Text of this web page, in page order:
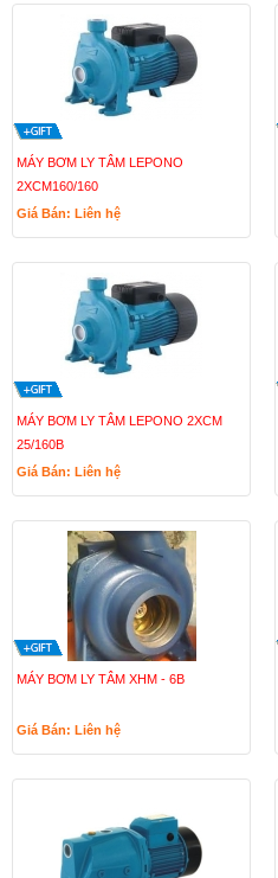
MÁY BƠM LY TÂM LEPONO
2XCM160/160
Giá Bán: Liên hệ
MÁY BƠM LY TÂM LEPONO 2XCM
25/160B
Giá Bán: Liên hệ
MÁY BƠM LY TÂM XHM - 6B
Giá Bán: Liên hệ